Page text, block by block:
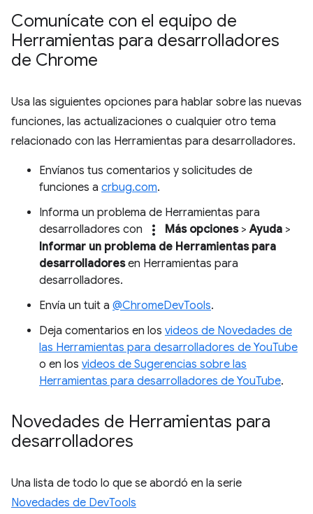
Comunícate con el equipo de
Herramientas para desarrolladores
de Chrome
Usa las siguientes opciones para hablar sobre las nuevas
funciones, las actualizaciones o cualquier otro tema
relacionado con las Herramientas para desarrolladores.
Envíanos tus comentarios y solicitudes de
funciones a crbug.com.
Informa un problema de Herramientas para
desarrolladores con
more_vert Más opciones>Ayuda >
Informar un problema de Herramientas para
desarrolladoresen Herramientas para
desarrolladores.
Envía un tuit a @ChromeDevTools.
Deja comentarios en los videos de Novedades de
las Herramientas para desarrolladores de YouTube
o en los videos de Sugerencias sobre las
Herramientas para desarrolladores de YouTube.
Novedades de Herramientas para
desarrolladores
Una lista de todo lo que se abordó en la serie
Novedades de DevTools